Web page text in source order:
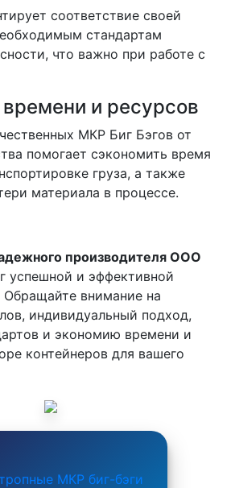
соответствие своей
стандартам
что важно при работе с
и ресурсов
МКР Биг Бэгов от
помогает сэкономить время
груза, а также
материала в процессе.
производителя ООО
успешной и эффективной
Обращайте внимание на
индивидуальный подход,
и экономию времени и
контейнеров для вашего
МКР биг-бэги